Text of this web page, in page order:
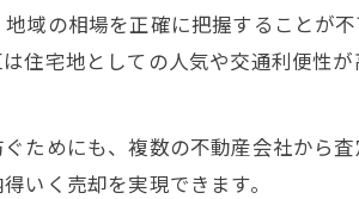
域の相場を正確に把握することが
住宅地としての人気や交通利便性
ためにも、複数の不動産会社から
いく売却を実現できます。